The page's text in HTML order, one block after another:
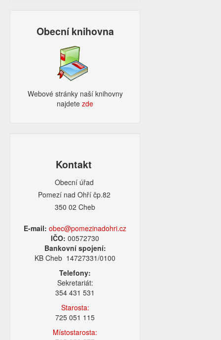
Obecní knihovna
Webové stránky naší knihovny
najdetezde​
Kontakt
Obecní úřad
Pomezí nad Ohří čp.82
350 02 Cheb
E-mail: obec@pomezinadohri.cz
IČO:00572730
Bankovní spojení:
KB Cheb 14727331/0100
Telefony:
Sekretariát:
354 431 531
Starosta:
725 051 115
Místostarosta: